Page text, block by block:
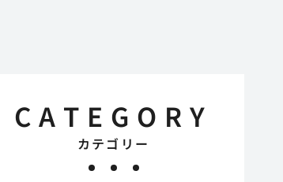
CATEGORY
カテゴリー